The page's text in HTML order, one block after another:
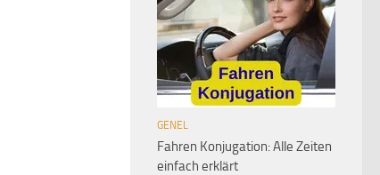
GENEL
Fahren Konjugation: Alle Zeiten
einfach erklärt